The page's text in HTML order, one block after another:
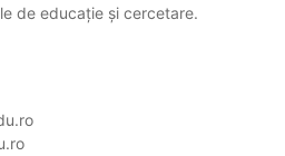
de educație și cercetare.